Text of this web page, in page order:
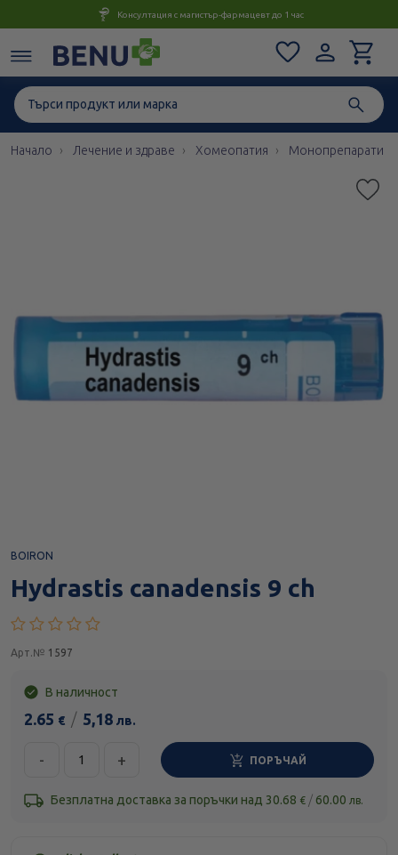
Консултация с магистър-фармацевт до 1 час
Начало Лечение и здраве Хомеопатия Монопрепарати
BOIRON
Hydrastis canadensis 9 ch
Арт.№ 1597
В наличност
2.65 € / 5,18 лв.
- + ПОРЪЧАЙ
Безплатна доставка за поръчки над 30.68 € / 60.00 лв.